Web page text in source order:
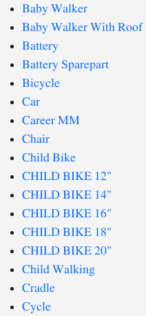
Baby Walker
Baby Walker With Roof
Battery
Battery Sparepart
Bicycle
Car
Career MM
Chair
Child Bike
CHILD BIKE 12"
CHILD BIKE 14"
CHILD BIKE 16"
CHILD BIKE 18"
CHILD BIKE 20"
Child Walking
Cradle
Cycle